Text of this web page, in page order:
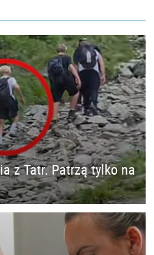
z Tatr. Patrzą tylko na